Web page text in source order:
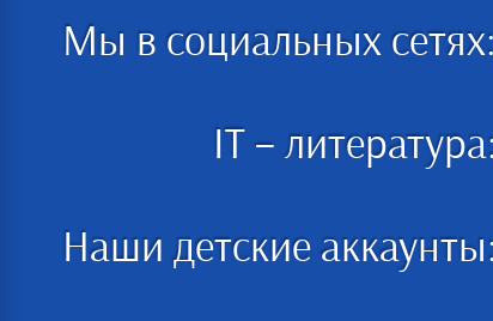
Мы в социальных сетях:
IT – литература:
Наши детские аккаунты: